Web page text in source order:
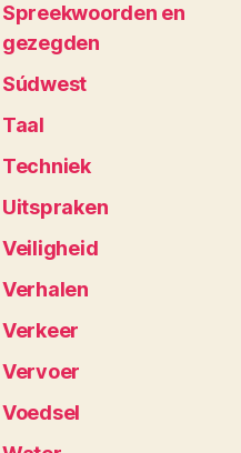
Spreekwoorden en
gezegden
Súdwest
Taal
Techniek
Uitspraken
Veiligheid
Verhalen
Verkeer
Vervoer
Voedsel